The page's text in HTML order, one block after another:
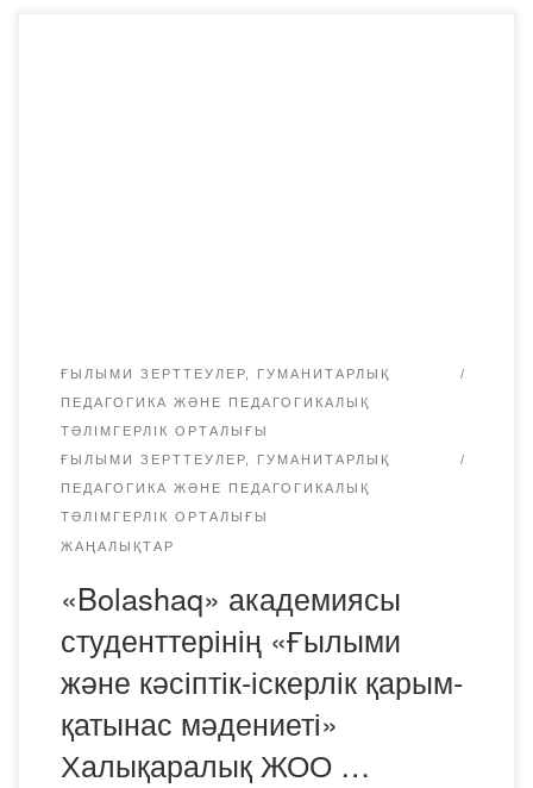
мәдениеттің өзара […]
ҒЫЛЫМИ ЗЕРТТЕУЛЕР, ГУМАНИТАРЛЫҚ
ПЕДАГОГИКА ЖӘНЕ ПЕДАГОГИКАЛЫҚ
ТӘЛІМГЕРЛІК ОРТАЛЫҒЫ
ҒЫЛЫМИ ЗЕРТТЕУЛЕР, ГУМАНИТАРЛЫҚ
ПЕДАГОГИКА ЖӘНЕ ПЕДАГОГИКАЛЫҚ
ТӘЛІМГЕРЛІК ОРТАЛЫҒЫ
ЖАҢАЛЫҚТАР
«Bolashaq» академиясы
студенттерінің «Ғылыми
және кәсіптік-іскерлік қарым-
қатынас мәдениеті»
Халықаралық ЖОО …